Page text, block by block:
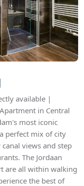
available |
in Central
most iconic
perfect mix of city
views and step
The Jordaan
are all within walking
the best of